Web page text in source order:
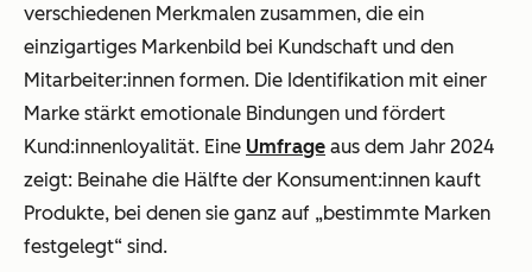
verschiedenen Merkmalen zusammen, die ein
einzigartiges Markenbild bei Kundschaft und den
Mitarbeiter:innen formen. Die Identifikation mit einer
Marke stärkt emotionale Bindungen und fördert
Kund:innenloyalität. Eine Umfrage aus dem Jahr 2024
zeigt: Beinahe die Hälfte der Konsument:innen kauft
Produkte, bei denen sie ganz auf „bestimmte Marken
festgelegt“ sind.